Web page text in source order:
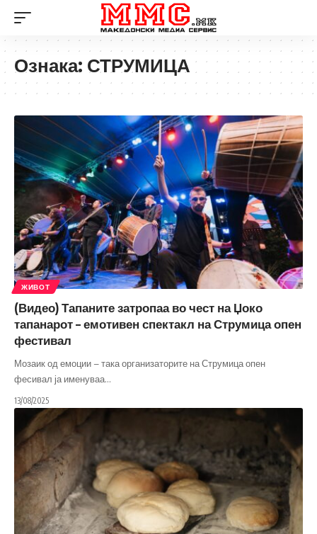
Ознака: СТРУМИЦА
ЖИВОТ
(Видео) Тапаните затропаа во чест на Џоко
тапанарот – емотивен спектакл на Струмица опен
фестивал
Мозаик од емоции – така организаторите на Струмица опен
фесивал ја именуваа…
13/08/2025